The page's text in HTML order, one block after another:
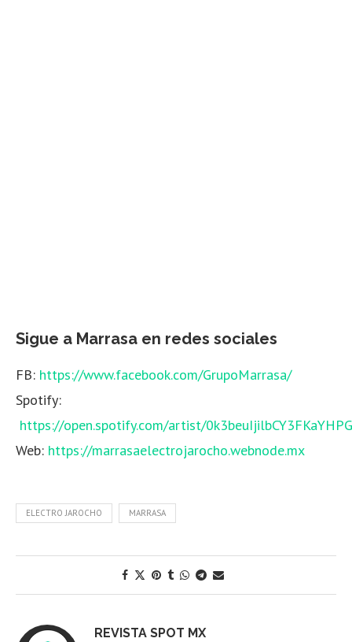
Sigue a Marrasa en redes sociales
FB: https://www.facebook.com/GrupoMarrasa/
Spotify:
https://open.spotify.com/artist/
Web: https://marrasaelectrojarocho.webnode.mx
ELECTRO JAROCHO MARRASA
REVISTA SPOT MX